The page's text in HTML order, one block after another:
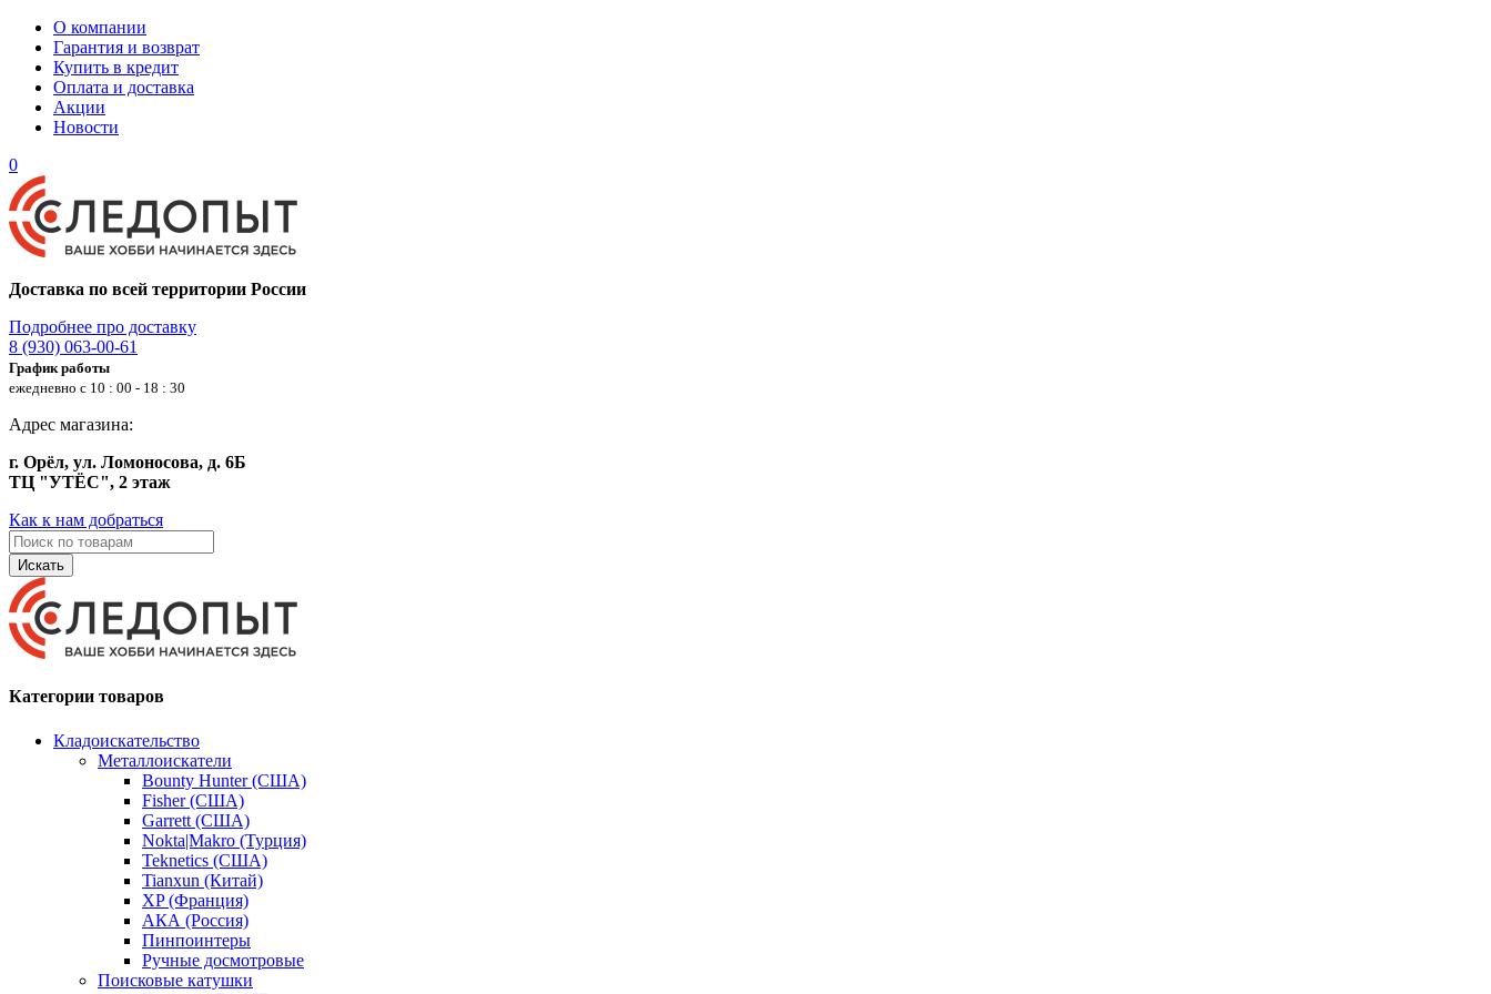
О компании
Гарантия и возврат
Купить в кредит
Оплата и доставка
Акции
Новости
0
Доставка по всей территории России
Подробнее про доставку
8 (930) 063-00-61
График работы
ежедневно с 10 : 00 - 18 : 30
Адрес магазина:
г. Орёл, ул. Ломоносова, д. 6Б
ТЦ "УТЁС", 2 этаж
Как к нам добраться
Искать
Категории товаров
Кладоискательство
Металлоискатели
Bounty Hunter (США)
Fisher (США)
Garrett (США)
Nokta|Makro (Турция)
Teknetics (США)
Tianxun (Китай)
XP (Франция)
АКА (Россия)
Пинпоинтеры
Ручные досмотровые
Поисковые катушки